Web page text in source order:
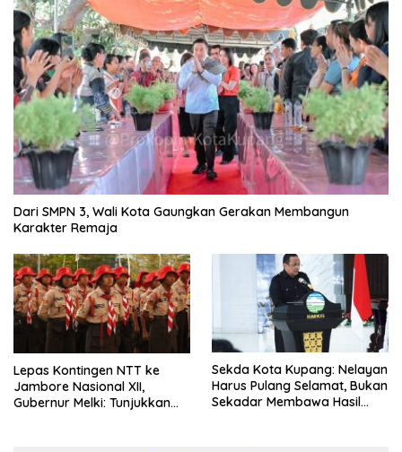
Dari SMPN 3, Wali Kota Gaungkan Gerakan Membangun
Karakter Remaja
Lepas Kontingen NTT ke
Jambore Nasional XII,
Gubernur Melki: Tunjukkan
Sekda Kota Kupang: Nelayan
Harus Pulang Selamat, Bukan
Sekadar Membawa Hasil